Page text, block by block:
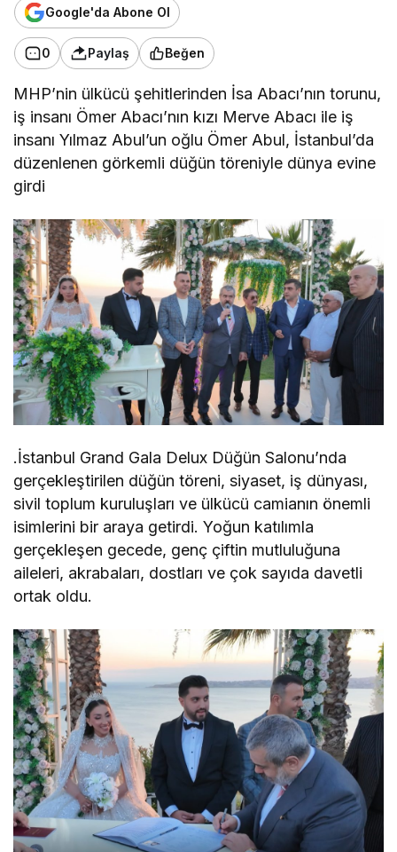
Google'da Abone Ol
0 Paylaş Beğen
MHP’nin ülkücü şehitlerinden İsa Abacı’nın torunu,
iş insanı Ömer Abacı’nın kızı Merve Abacı ile iş
insanı Yılmaz Abul’un oğlu Ömer Abul, İstanbul’da
düzenlenen görkemli düğün töreniyle dünya evine
girdi
.İstanbul Grand Gala Delux Düğün Salonu’nda
gerçekleştirilen düğün töreni, siyaset, iş dünyası,
sivil toplum kuruluşları ve ülkücü camianın önemli
isimlerini bir araya getirdi. Yoğun katılımla
gerçekleşen gecede, genç çiftin mutluluğuna
aileleri, akrabaları, dostları ve çok sayıda davetli
ortak oldu.